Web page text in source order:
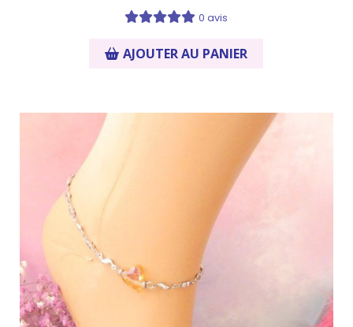
0 avis
AJOUTER AU PANIER